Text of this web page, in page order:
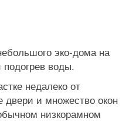
эко-дома на
воды.
недалеко от
и множество окон
низкорамном